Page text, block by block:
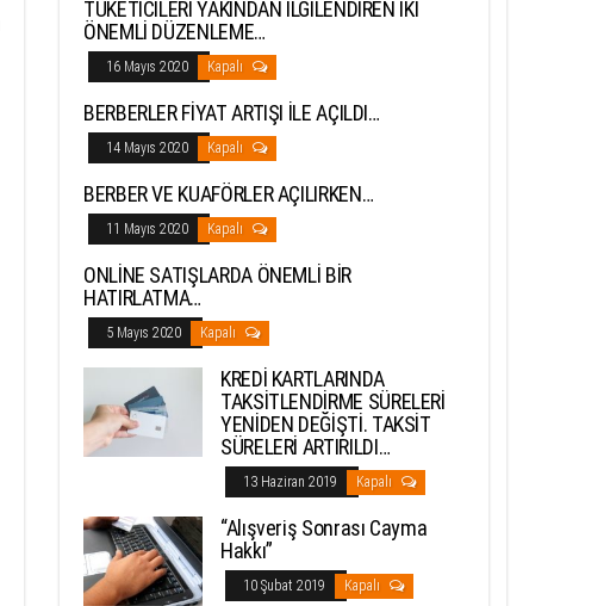
TÜKETİCİLERİ YAKINDAN İLGİLENDİREN İKİ
ÖNEMLİ DÜZENLEME…
16 Mayıs 2020 Kapalı
BERBERLER FİYAT ARTIŞI İLE AÇILDI…
14 Mayıs 2020 Kapalı
BERBER VE KUAFÖRLER AÇILIRKEN…
11 Mayıs 2020 Kapalı
ONLİNE SATIŞLARDA ÖNEMLİ BİR
HATIRLATMA…
5 Mayıs 2020 Kapalı
KREDİ KARTLARINDA
TAKSİTLENDİRME SÜRELERİ
YENİDEN DEĞİŞTİ. TAKSİT
SÜRELERİ ARTIRILDI…
13 Haziran 2019 Kapalı
“Alışveriş Sonrası Cayma
Hakkı”
10 Şubat 2019 Kapalı